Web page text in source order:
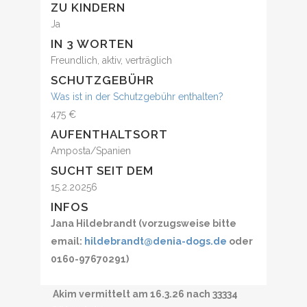
ZU KINDERN
Ja
IN 3 WORTEN
Freundlich, aktiv, verträglich
SCHUTZGEBÜHR
Was ist in der Schutzgebühr enthalten?
475 €
AUFENTHALTSORT
Amposta/Spanien
SUCHT SEIT DEM
15.2.20256
INFOS
Jana Hildebrandt (vorzugsweise bitte
email: hildebrandt@denia-dogs.de oder
0160-97670291)
Akim vermittelt am 16.3.26 nach 33334